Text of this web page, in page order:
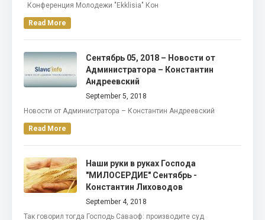
Конференция Молодежи "Ekklisia" Кон
Read More
Сентябрь 05, 2018 – Новости от
Администратора – Константин
Андреевский
September 5, 2018
Новости от Администратора – Константин Андреевский
Read More
Наши руки в руках Господа
"МИЛОСЕРДИЕ" Сентябрь -
Константин Лиховодов
September 4, 2018
Так говорил тогда Господь Саваоф: производите суд